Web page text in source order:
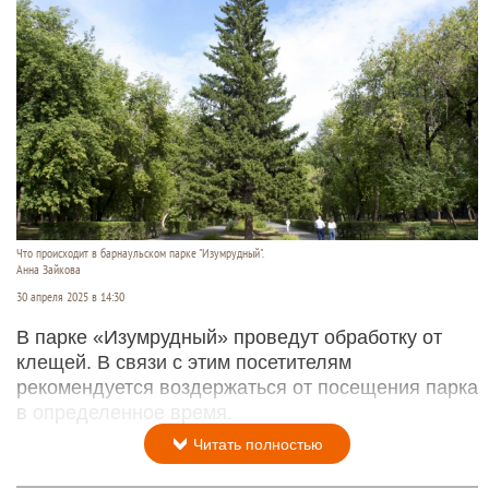
Что происходит в барнаульском парке "Изумрудный".
Анна Зайкова
30 апреля 2025 в 14:30
В парке «Изумрудный» проведут обработку от
клещей. В связи с этим посетителям
рекомендуется воздержаться от посещения парка
в определенное время.
Читать полностью